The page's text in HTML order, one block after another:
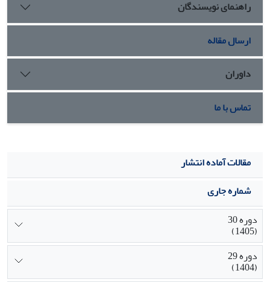
راهنمای نویسندگان
ارسال مقاله
داوران
تماس با ما
مقالات آماده انتشار
شماره جاری
دوره 30
(1405)
دوره 29
(1404)